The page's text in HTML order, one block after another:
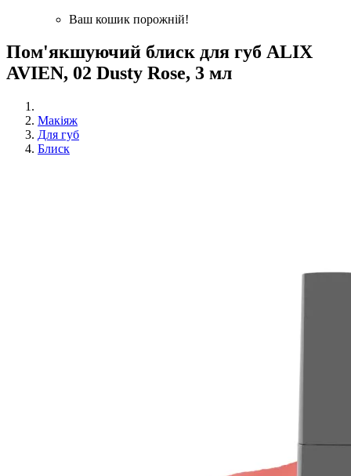
Ваш кошик порожній!
Пом'якшуючий блиск для губ ALIX
AVIEN, 02 Dusty Rose, 3 мл
Макіяж
Для губ
Блиск